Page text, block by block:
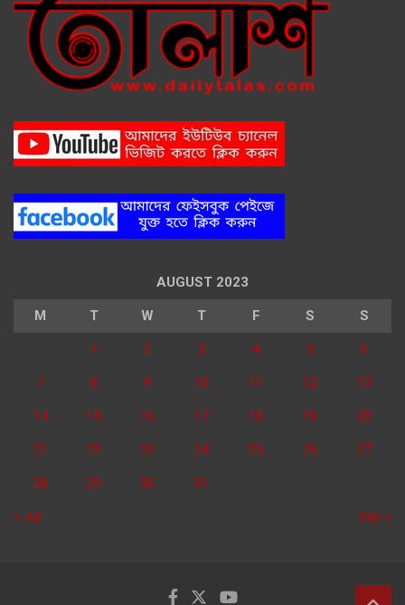
AUGUST 2023
M T W T F S S
1 2 3 4 5 6
7 8 9 10 11 12 13
14 15 16 17 18 19 20
21 22 23 24 25 26 27
28 29 30 31
« Jul Sep »